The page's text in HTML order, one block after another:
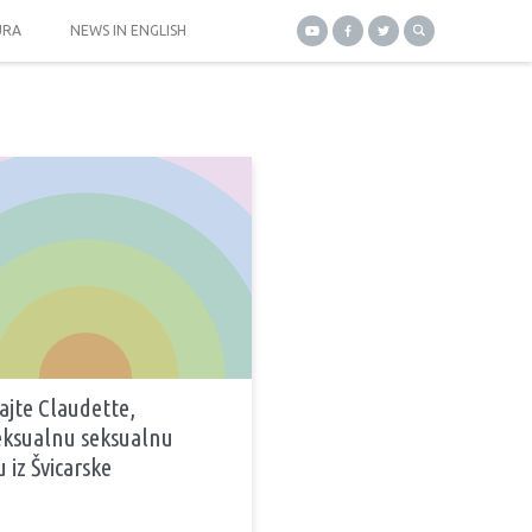
NEWS IN ENGLISH
Claudette,
seksualnu
iz Švicarske